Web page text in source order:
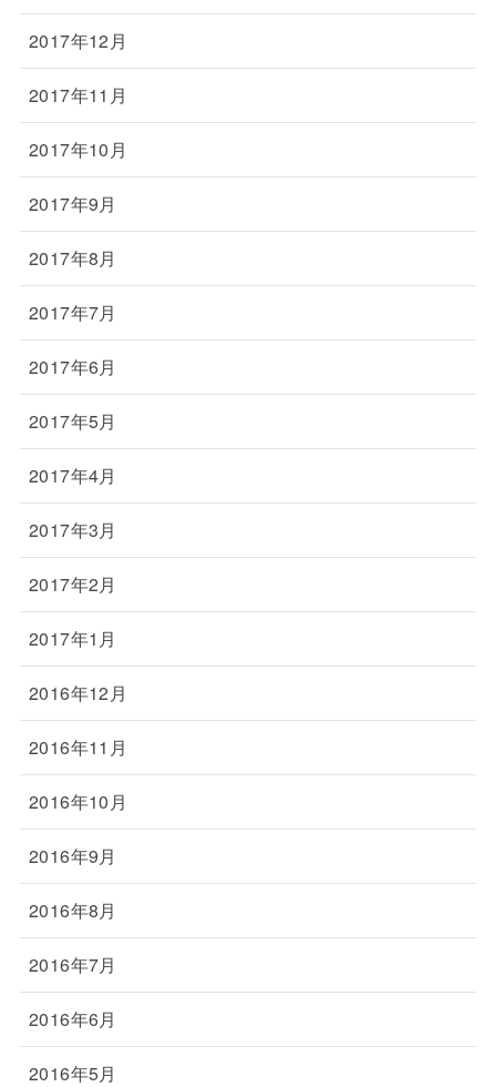
2017年12月
2017年11月
2017年10月
2017年9月
2017年8月
2017年7月
2017年6月
2017年5月
2017年4月
2017年3月
2017年2月
2017年1月
2016年12月
2016年11月
2016年10月
2016年9月
2016年8月
2016年7月
2016年6月
2016年5月